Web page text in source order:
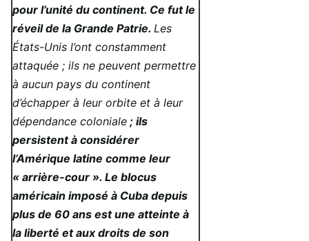
pour l’unité du continent. Ce fut le
réveil de la Grande Patrie. Les
États-Unis l’ont constamment
attaquée ; ils ne peuvent permettre
à aucun pays du continent
d’échapper à leur orbite et à leur
dépendance coloniale ; ils
persistent à considérer
l’Amérique latine comme leur
« arrière-cour ». Le blocus
américain imposé à Cuba depuis
plus de 60 ans est une atteinte à
la liberté et aux droits de son